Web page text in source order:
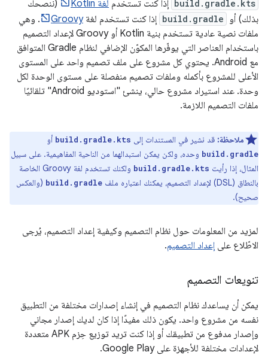
build.gradle.kts إذا كنت تستخدم لغة Kotlin
(ننصحك
بذلك) أو
build.gradle إذا كنت تستخدم لغةGroovy
. وهي
ملفات نصية عادية تستخدم بنية Kotlin أو Groovy لإعداد التصميم
باستخدام العناصر التي يوفّرها المكوّن الإضافي لنظام Gradle المتوافق
مع Android. يحتوي كل مشروع على ملف تصميم واحد على المستوى
الأعلى للمشروع بأكمله وملفات تصميم منفصلة على مستوى الوحدة لكل
وحدة. عند استيراد مشروع حالي، ينشئ "استوديو Android" تلقائيًا
ملفات التصميم اللازمة.
ملاحظة: قد نشير في المستندات إلى build.gradle.kts أو
build.gradle وحده، ولكن يمكن استبدالهما من الناحية المفاهيمية. على سبيل
المثال، إذا رأيت build.gradle.kts
ولكنك تستخدم لغة Groovy الخاصة
بالنطاق (DSL) لإعداد التصميم، يمكنك اعتباره ملف
build.gradle (والعكس
صحيح).
لمزيد من المعلومات حول نظام التصميم وكيفية إعداد التصميم، يُرجى
الاطّلاع على إعداد التصميم.
تنويعات التصميم
يمكن أن يساعدك نظام التصميم في إنشاء إصدارات مختلفة من التطبيق
نفسه من مشروع واحد. يكون ذلك مفيدًا إذا كان لديك إصدار مجاني
وإصدار مدفوع من تطبيقك أو إذا كنت تريد توزيع حِزم APK متعددة
لإعدادات مختلفة للأجهزة على Google Play.